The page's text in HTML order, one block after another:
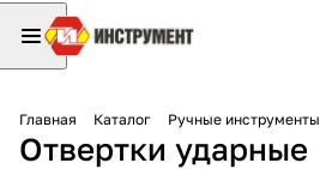
Главная Каталог Ручные инструменты
Отвертки ударные